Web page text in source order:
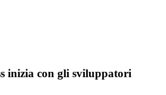
inizia con gli sviluppatori